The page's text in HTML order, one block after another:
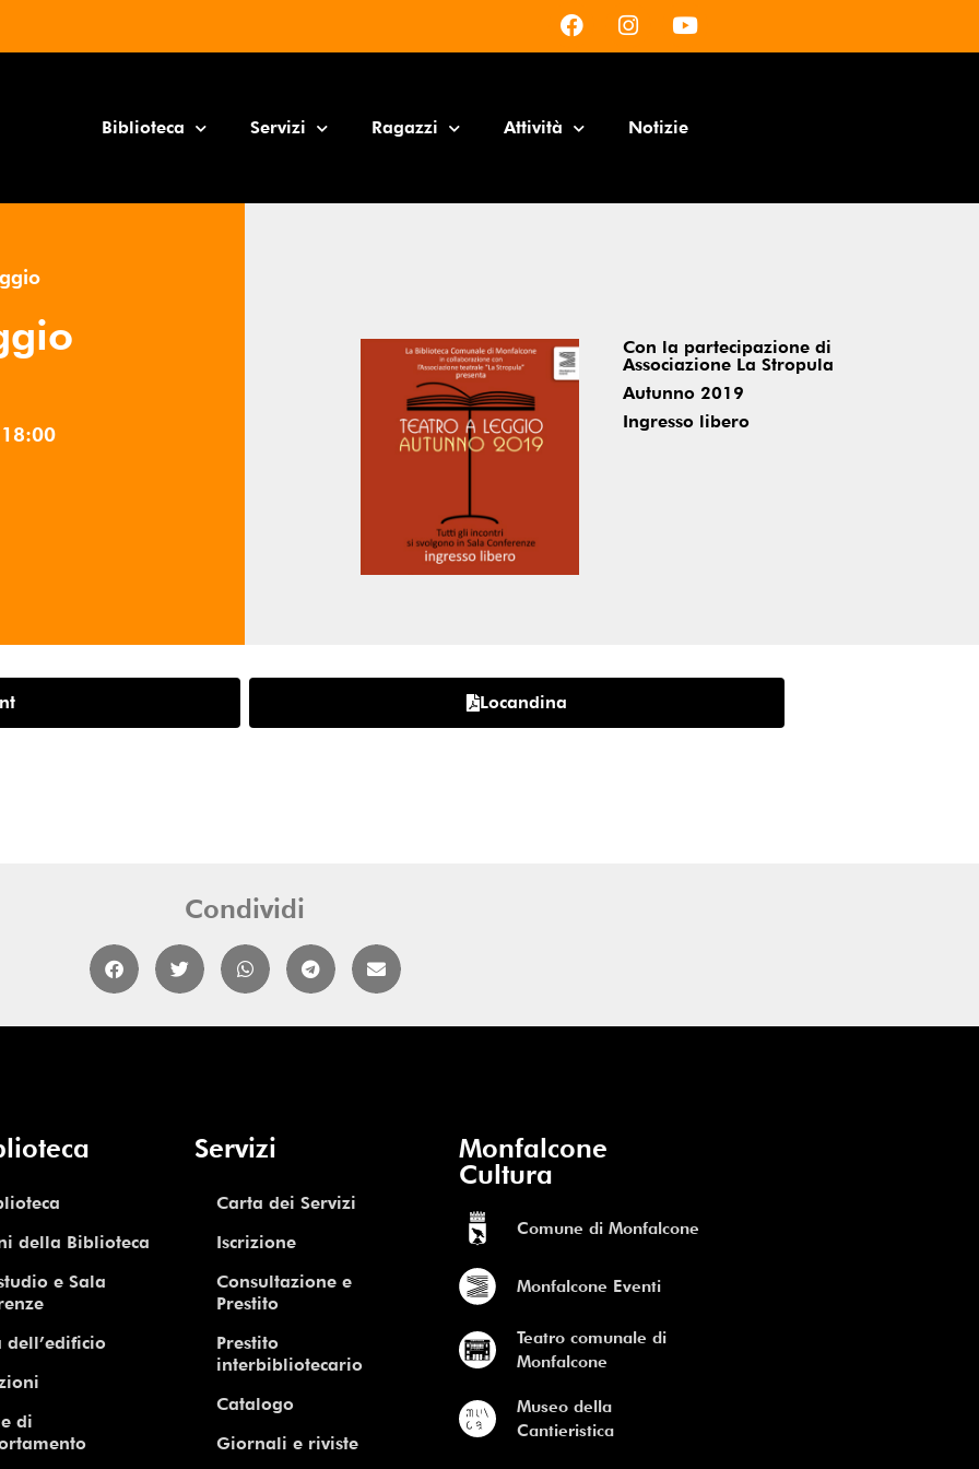
Biblioteca Servizi Ragazzi Attività Notizie
18:00
Con la partecipazione di
Associazione La Stropula
Autunno 2019
Ingresso libero
Locandina
Condividi
della Biblioteca
e Sala
dell’edificio
di
Servizi
Carta dei Servizi
Iscrizione
Consultazione e
Prestito
Prestito
interbibliotecario
Catalogo
Giornali e riviste
Monfalcone
Cultura
Comune di Monfalcone
Monfalcone Eventi
Teatro comunale di
Monfalcone
Museo della
Cantieristica